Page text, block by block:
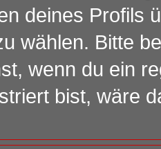
deines Profils
wählen. Bitte
wenn du ein
bist, wäre